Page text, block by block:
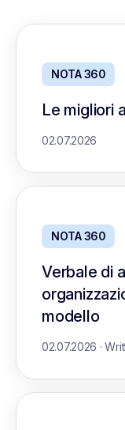
NOTA 360
Le migliori
02.07.2026
NOTA 360
Verbale di
modello
02.07.2026 ·